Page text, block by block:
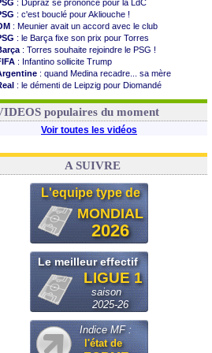
: Dupraz se prononce pour la LdC
: c'est bouclé pour Akliouche !
: Meunier avait un accord avec le club
: le Barça fixe son prix pour Torres
: Torres souhaite rejoindre le PSG !
: Infantino sollicite Trump
: quand Medina recadre... sa mère
: le démenti de Leipzig pour Diomandé
: le conseiller d'Infantino démissionne !
populaires du moment
Voir toutes les vidéos
A SUIVRE
L'equipe type de
MONDIAL
2026
Le meilleur effectif
LIGUE 1
saison
2025-26
Indice MF :
l'état de